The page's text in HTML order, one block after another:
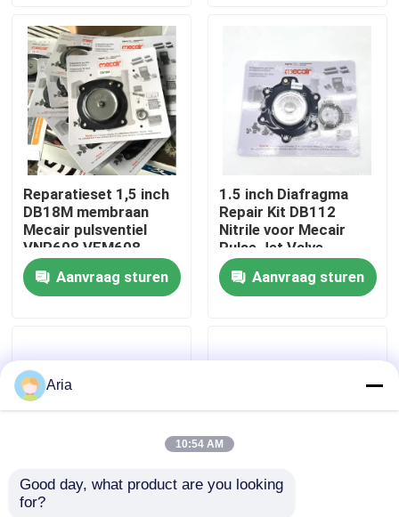
Producten
Video's
Over ons
fabriekstour
Kwaliteitscontrole
Nieuws
Pneumatische buisbevestigingen
Reparatieset 1,5 inch
DB18M membraan
Mecair pulsventiel
VNP608 VEM608
VNP708 VEM708
Aanvraag sturen
1.5 inch Diafragma
Repair Kit DB112
Nitrile voor Mecair
Pulse Jet Valve
VNP212 VEM212 NBR
VITON VNP312
VEM312
Aanvraag sturen
MECAIR reparatie kit 1
Aria
10:54 AM
Good day, what product are you looking
for?